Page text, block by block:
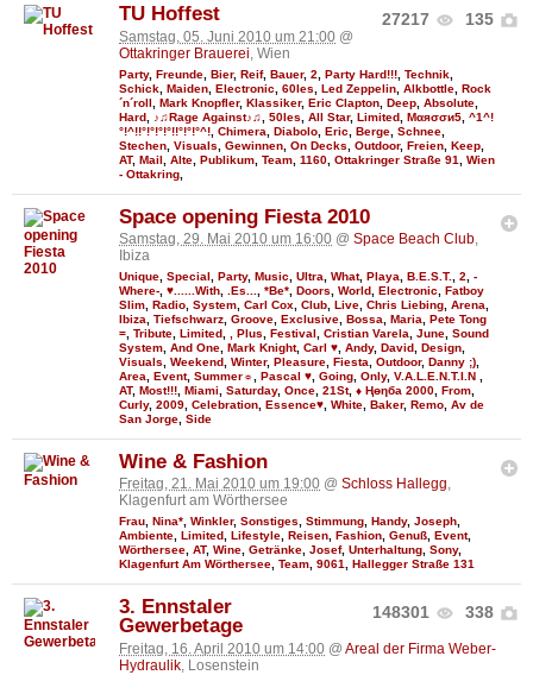
27217 135
TU Hoffest
Samstag, 05. Juni 2010 um 21:00 @
Ottakringer Brauerei , Wien
Party, Freunde Bier, Reif, Bauer, 2 Party Hard!!! Technik
Schick Maiden Electronic 60Ies Led Zeppelin Alkbottle Rock
´n´roll
Mark Knopfler, Klassiker, Eric Clapton Deep Absolute
Hard
♪♫Rage Against♪♫ 50Ies All Star, Limited Мαяσσи5 ^1^!
°!^!!°!°!°!°!!°!°!°^! Chimera Diabolo Eric Berge Schnee
Stechen Visuals Gewinnen On Decks Outdoor, Freien Keep
AT, Mail Alte Publikum Team 1160 Ottakringer Straße 91
Wien
- Ottakring
Space opening Fiesta 2010
Samstag, 29. Mai 2010 um 16:00 @ Space Beach Club,
Ibiza
Unique Special Party, Music Ultra What, Playa B.E.S.T. 2
-
Where- ♥......With .Es... *Be* Doors World Electronic
Fatboy
Slim Radio System Carl Cox Club Live Chris Liebing Arena
Ibiza
Tiefschwarz Groove Exclusive Bossa Maria
Pete Tong
= Tribute Limited , Plus Festival Cristian Varela June Sound
System And One Mark Knight, Carl ♥ Andy, David Design
Visuals
Weekend Winter, Pleasure Fiesta Outdoor, Danny ;)
Area
Event, Summer☼ Pascal ♥ Going Only, V.A.L.E.N.T.I.N
AT, Most!!! Miami Saturday, Once 21St, ♦ Ңөηба 2000 From
Curly, 2009 Celebration Essence♥ White Baker, Remo Av de
San Jorge Side
Wine & Fashion
Freitag, 21. Mai 2010 um 19:00 @ Schloss Hallegg,
Klagenfurt am Wörthersee
Frau, Nina*, Winkler, Sonstiges, Stimmung, Handy, Joseph,
Ambiente, Limited, Lifestyle, Reisen, Fashion, Genuß, Event,
Wörthersee, AT, Wine, Getränke, Josef, Unterhaltung, Sony,
Klagenfurt Am Wörthersee, Team, 9061, Hallegger Straße 131
148301 338
3. Ennstaler
Gewerbetage
Freitag, 16. April 2010 um 14:00 @ Areal der Firma Weber-
Hydraulik , Losenstein